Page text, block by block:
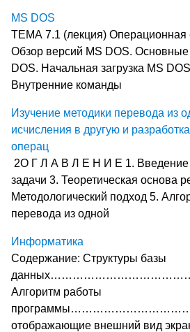
MS DOS
ТЕМА 7.1 (лекция) Операционная
Обзор версий MS DOS. Основные
DOS. Начальная загрузка MS
Внутренние команды
Изучение методики перевода из
исчисления в другую и
операц
2О Г Л А В Л Е Н И Е 1. Введение
задачи 3. Теоретическая основа
Методологический подход 5.
перевода из одной
Информатика
Содержание: Структуры базы
Алгоритм работы
отображающие внешний вид